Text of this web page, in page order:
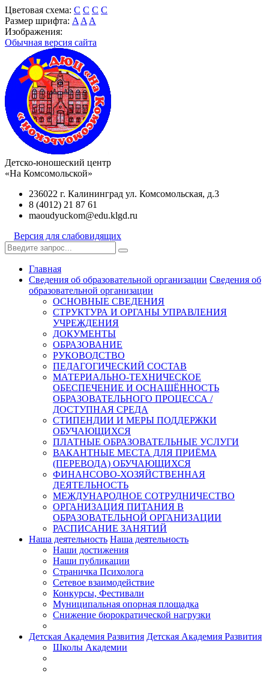
Цветовая схема: C C C C
Размер шрифта: A A A
Изображения:
Обычная версия сайта
Детско-юношеский центр
«На Комсомольской»
236022 г. Калининград ул. Комсомольская, д.3
8 (4012) 21 87 61
maoudyuckom@edu.klgd.ru
Версия для слабовидящих
Главная
Сведения об образовательной организации Сведения об
образовательной организации
ОСНОВНЫЕ СВЕДЕНИЯ
СТРУКТУРА И ОРГАНЫ УПРАВЛЕНИЯ
УЧРЕЖДЕНИЯ
ДОКУМЕНТЫ
ОБРАЗОВАНИЕ
РУКОВОДСТВО
ПЕДАГОГИЧЕСКИЙ СОСТАВ
МАТЕРИАЛЬНО-ТЕХНИЧЕСКОЕ
ОБЕСПЕЧЕНИЕ И ОСНАЩЁННОСТЬ
ОБРАЗОВАТЕЛЬНОГО ПРОЦЕССА /
ДОСТУПНАЯ СРЕДА
СТИПЕНДИИ И МЕРЫ ПОДДЕРЖКИ
ОБУЧАЮЩИХСЯ
ПЛАТНЫЕ ОБРАЗОВАТЕЛЬНЫЕ УСЛУГИ
ВАКАНТНЫЕ МЕСТА ДЛЯ ПРИЁМА
(ПЕРЕВОДА) ОБУЧАЮЩИХСЯ
ФИНАНСОВО-ХОЗЯЙСТВЕННАЯ
ДЕЯТЕЛЬНОСТЬ
МЕЖДУНАРОДНОЕ СОТРУДНИЧЕСТВО
ОРГАНИЗАЦИЯ ПИТАНИЯ В
ОБРАЗОВАТЕЛЬНОЙ ОРГАНИЗАЦИИ
РАСПИСАНИЕ ЗАНЯТИЙ
Наша деятельность Наша деятельность
Наши достижения
Наши публикации
Страничка Психолога
Сетевое взаимодействие
Конкурсы, Фестивали
Муниципальная опорная площадка
Снижение бюрократической нагрузки
Детская Академия Развития Детская Академия Развития
Школы Академии